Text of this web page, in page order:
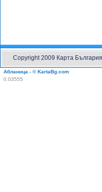
Copyright 2009 Карта България
Абланица - © KartaBg.com
0.03555